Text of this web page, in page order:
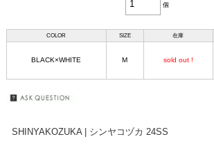
個
COLOR SIZE 在庫
BLACK×WHITE M sold out !
SHINYAKOZUKA | シンヤコヅカ 24SS